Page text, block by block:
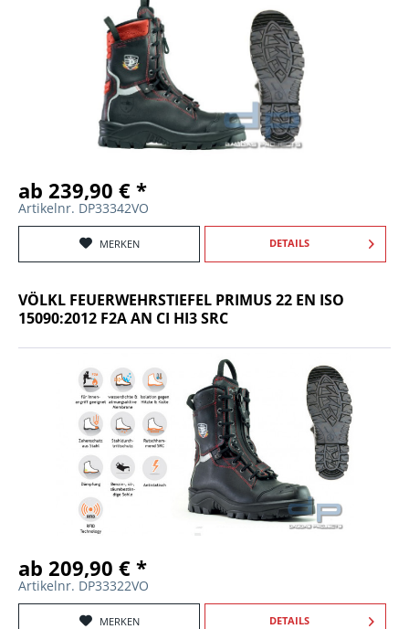
ab 239,90 € *
Artikelnr. DP33342VO
MERKEN DETAILS
VÖLKL FEUERWEHRSTIEFEL PRIMUS 22 EN ISO
15090:2012 F2A AN CI HI3 SRC
ab 209,90 € *
Artikelnr. DP33322VO
MERKEN DETAILS